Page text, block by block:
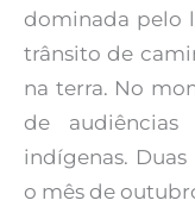
dominada pelo
trânsito de
na terra. No
de audiências
indígenas.
o mês de